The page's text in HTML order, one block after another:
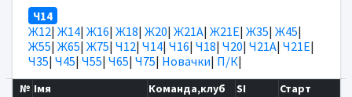
Ч14
Ж12| Ж14| Ж16| Ж18| Ж20| Ж21А| Ж21Е| Ж35| Ж45|
Ж55| Ж65| Ж75| Ч12| Ч14| Ч16| Ч18| Ч20| Ч21А| Ч21Е|
Ч35| Ч45| Ч55| Ч65| Ч75| Новачки| П/К|
№ Імя Команда,клуб SI
Старт